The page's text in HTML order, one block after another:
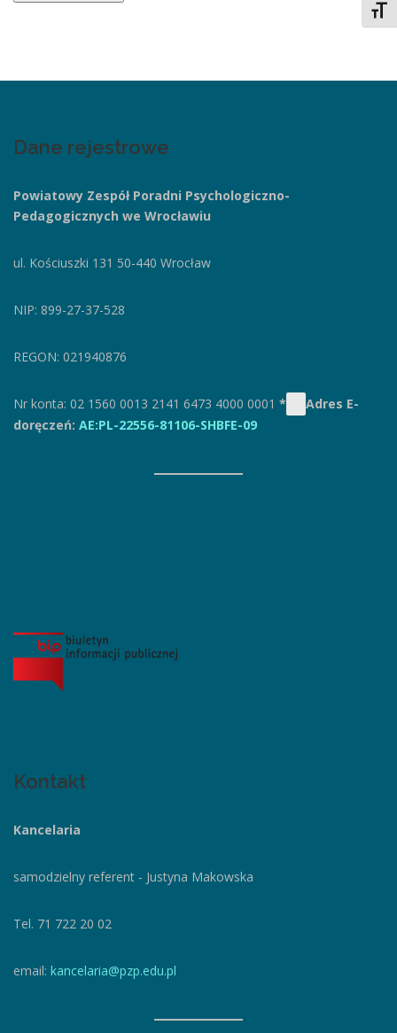
Dane rejestrowe
Powiatowy Zespół Poradni Psychologiczno-
Pedagogicznych we Wrocławiu
ul. Kościuszki 131 50-440 Wrocław
NIP: 899-27-37-528
REGON: 021940876
Nr konta: 02 1560 0013 2141 6473 4000 0001 *
Adres E-
doręczeń: AE:PL-22556-81106-SHBFE-09
Kontakt
Kancelaria
samodzielny referent - Justyna Makowska
Tel. 71 722 20 02
email: kancelaria@pzp.edu.pl